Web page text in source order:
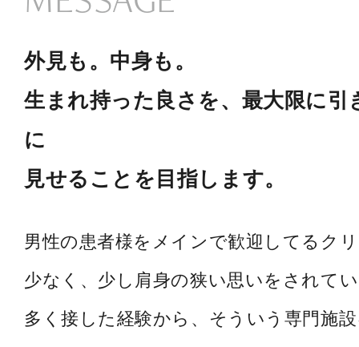
外見も。中身も。
生まれ持った良さを、最大限に引
に
見せることを目指します。
男性の患者様をメインで歓迎してるク
少なく、少し肩身の狭い思いをされて
多く接した経験から、そういう専門施